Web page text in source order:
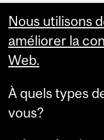
Other resources
Academic &
HR Knowledge Base
Login to Workday
Nous utilisons
améliorer la
Web.
À quels types
vous?